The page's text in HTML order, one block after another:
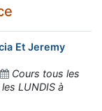
Et Jeremy
Cours tous les
LUNDIS à